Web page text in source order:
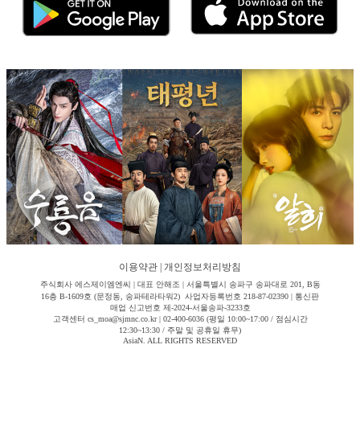
이용약관 개인정보처리방침
주식회사 에스제이엠엔씨 | 대표 안해조 | 서울특별시 송파구 송파대로 201, B동
16층 B-1609호 (문정동, 송파테라타워2) 사업자등록번호 218-87-02390 | 통신판
매업 신고번호 제-2024-서울송파-3233호
고객센터 cs_moa@sjmnc.co.kr | 02-400-6036 (평일 10:00~17:00 / 점심시간
12:30~13:30 / 주말 및 공휴일 휴무)
AsiaN. ALL RIGHTS RESERVED